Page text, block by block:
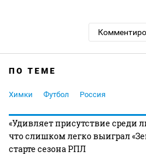
ПО ТЕМЕ
Химки Футбол Россия
«Удивляет присутствие среди
что слишком легко выиграл
старте сезона РПЛ